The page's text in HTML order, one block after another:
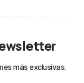
más exclusivas.